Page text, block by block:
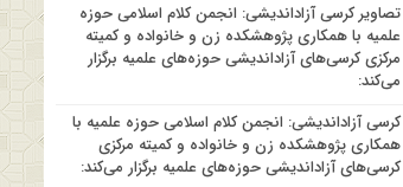
تصاویر کرسی آزاداندیشی: انجمن کلام اسلامی حوزه
علمیه با همکاری پژوهشکده زن و خانواده و کمیته
مرکزی کرسی‌های آزاداندیشی حوزه‌های علمیه برگزار
می‌کند:
کرسی آزاداندیشی: انجمن کلام اسلامی حوزه علمیه با
همکاری پژوهشکده زن و خانواده و کمیته مرکزی
کرسی‌های آزاداندیشی حوزه‌های علمیه برگزار می‌کند: